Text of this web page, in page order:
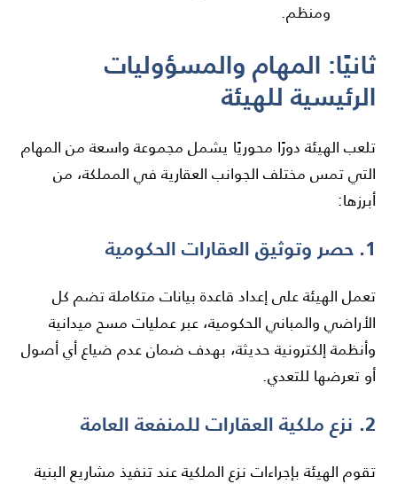
ومنظم.
ثانيًا: المهام والمسؤوليات
الرئيسية للهيئة
تلعب الهيئة دورًا محوريًا يشمل مجموعة واسعة من المهام
التي تمس مختلف الجوانب العقارية في المملكة، من
أبرزها:
1. حصر وتوثيق العقارات الحكومية
تعمل الهيئة على إعداد قاعدة بيانات متكاملة تضم كل
الأراضي والمباني الحكومية، عبر عمليات مسح ميدانية
وأنظمة إلكترونية حديثة، بهدف ضمان عدم ضياع أي أصول
أو تعرضها للتعدي.
2. نزع ملكية العقارات للمنفعة العامة
تقوم الهيئة بإجراءات نزع الملكية عند تنفيذ مشاريع البنية